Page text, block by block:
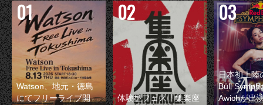
Watson、地元・徳島
にてフリーライブ開
体験型フェス『集楽座
日本初上陸
Bull
Awichが出